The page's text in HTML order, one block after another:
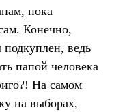
пока
Конечно,
ведь
папой человека
На самом
на выборах,